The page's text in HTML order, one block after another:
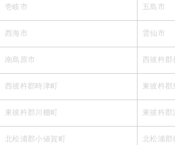
壱岐市 五島市
西海市 雲仙市
南島原市 西彼杵郡
西彼杵郡時津町 東彼杵郡
東彼杵郡川棚町 東彼杵郡
北松浦郡小値賀町 北松浦郡